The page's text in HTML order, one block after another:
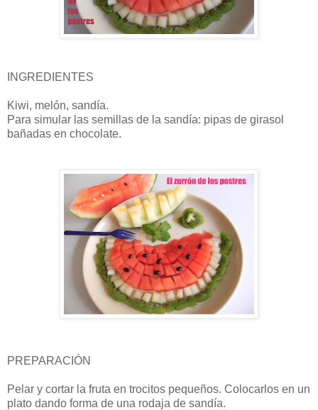
INGREDIENTES
Kiwi, melón, sandía.
Para simular las semillas de la sandía: pipas de girasol
bañadas en chocolate.
PREPARACIÓN
Pelar y cortar la fruta en trocitos pequeños. Colocarlos en un
plato dando forma de una rodaja de sandía.